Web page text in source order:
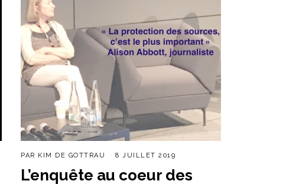
PAR KIM DE GOTTRAU 8 JUILLET 2019
L’enquête au coeur des